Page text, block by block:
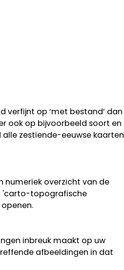
verfijnt op ‘met bestand’ dan
ook op bijvoorbeeld soort en
zestiende-eeuwse kaarten
numeriek overzicht van de
'carto-topografische
inbreuk maakt op uw
afbeeldingen in dat